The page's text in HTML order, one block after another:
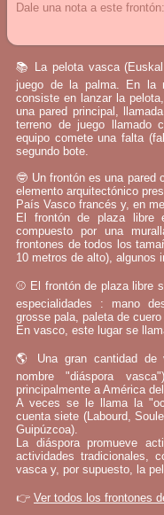
Dale una nota a este frontón:
📚 La pelota vasca
juego de la palma. En la
consiste en lanzar la
una pared principal,
terreno de juego llamado
equipo comete una falta
segundo bote.
🤓 Un frontón es una pared
elemento arquitectónico
País Vasco francés y, en
El frontón de plaza libre
compuesto por una
frontones de todos los
10 metros de alto), algunos
⚾ El frontón de plaza libre
especialidades : mano
grosse pala, paleta de
En vasco, este lugar se
🌎 Una gran cantidad de
nombre "diáspora
principalmente a América
A veces se le llama la
cuenta siete (Labourd,
Guipúzcoa).
La diáspora promueve
actividades tradicionales,
vasca y, por supuesto, la
👉 Ver todos los frontones